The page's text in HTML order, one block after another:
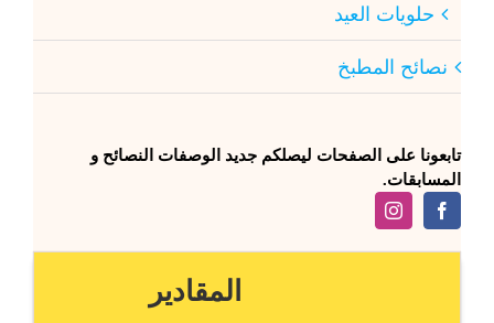
حلويات العيد
نصائح المطبخ
تابعونا على الصفحات ليصلكم جديد الوصفات النصائح و
المسابقات.
المقادير